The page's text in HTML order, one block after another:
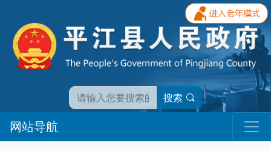
搜索
网站导航